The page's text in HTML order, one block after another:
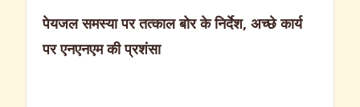
पेयजल समस्या पर तत्काल बोर के निर्देश, अच्छे कार्य
पर एनएनएम की प्रशंसा